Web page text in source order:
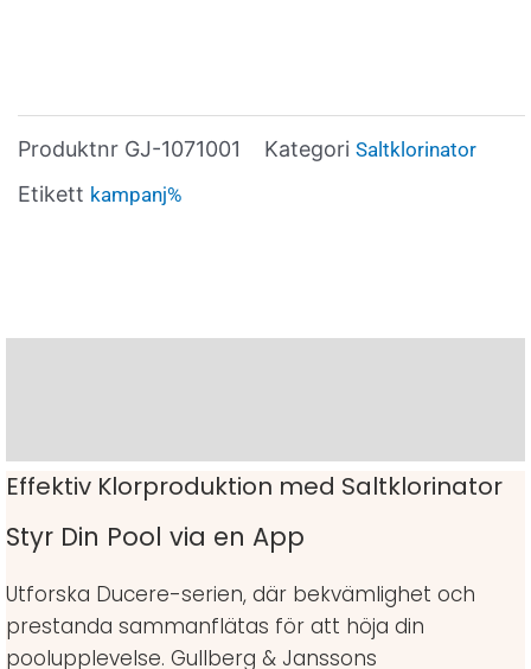
Produktnr GJ-1071001 Kategori Saltklorinator
Etikett kampanj%
Effektiv Klorproduktion med Saltklorinator
Styr Din Pool via en App
Utforska Ducere-serien, där bekvämlighet och
prestanda sammanflätas för att höja din
poolupplevelse. Gullberg & Janssons